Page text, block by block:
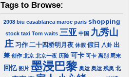
Tags to Browse:
2008 biu casablanca maroc paris shopping
stock taxi Tom waits 三亚 中国 九秀山
庄 习作 二十四桥明月夜 休假 假日 八卦 出
差 创作 北京 北京一夜 历险 可卡 可卡 离别 周末
回忆 图片 墨浸巴黎 奥运 奥运 残奥 北